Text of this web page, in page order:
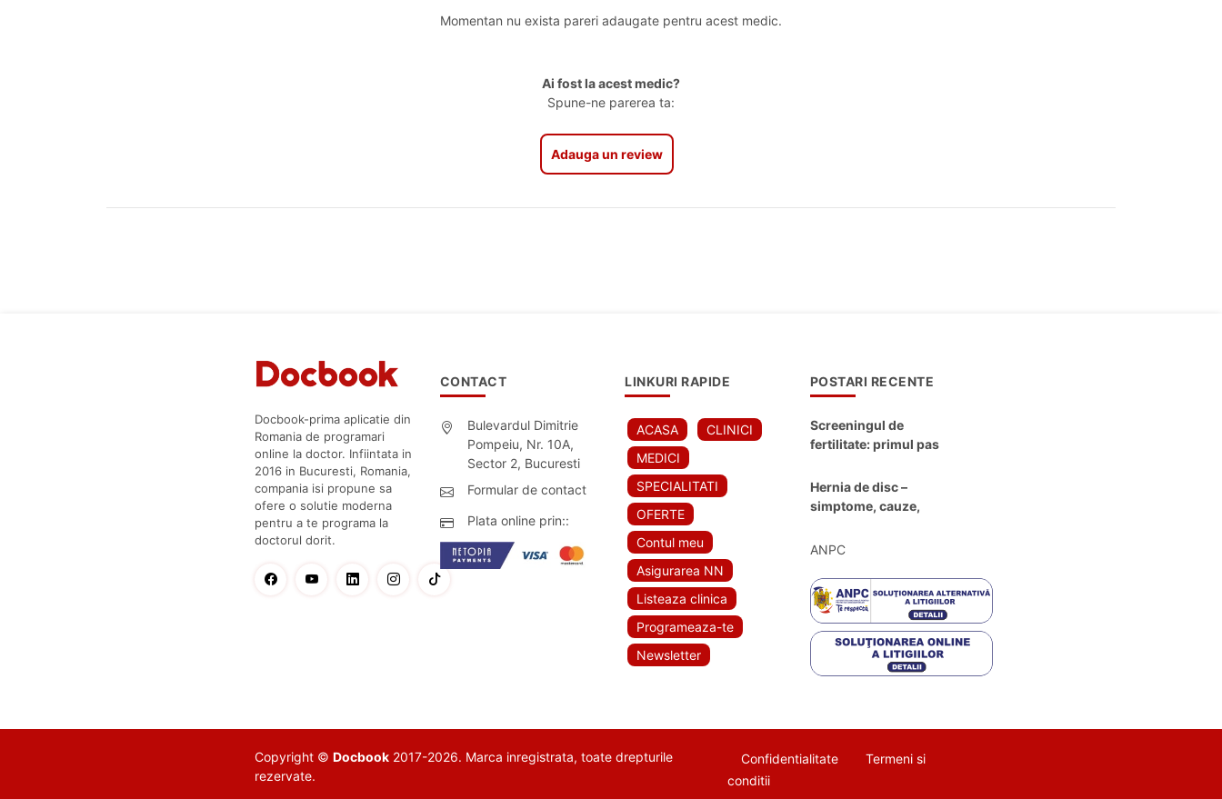
Momentan nu exista pareri adaugate pentru acest medic.
Ai fost la acest medic?
Spune-ne parerea ta:
Adauga un review
Docbook-prima aplicatie din
Romania de programari
online la doctor. Infiintata in
2016 in Bucuresti, Romania,
compania isi propune sa
ofere o solutie moderna
pentru a te programa la
doctorul dorit.
CONTACT
Bulevardul Dimitrie
Pompeiu, Nr. 10A,
Sector 2, Bucuresti
Formular de contact
Plata online prin::
LINKURI RAPIDE
ACASA
CLINICI
MEDICI
SPECIALITATI
OFERTE
Contul meu
Asigurarea NN
Listeaza clinica
Programeaza-te
Newsletter
POSTARI RECENTE
Screeningul de
fertilitate: primul pas
Hernia de disc –
simptome, cauze,
moderne de
ANPC
Copyright © Docbook 2017-2026. Marca inregistrata, toate drepturile
rezervate.
Confidentialitate
Termeni si
conditii